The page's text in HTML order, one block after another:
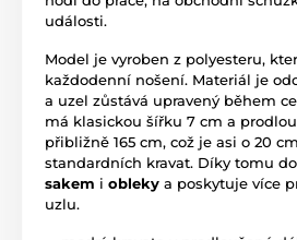
události.
Model je vyroben z polyesteru,
každodenní nošení. Materiál je
a uzel zůstává upravený během
má klasickou šířku 7 cm a
přibližně 165 cm, což je asi o 20
standardních kravat. Díky tomu
sakem i obleky a poskytuje více
uzlu.